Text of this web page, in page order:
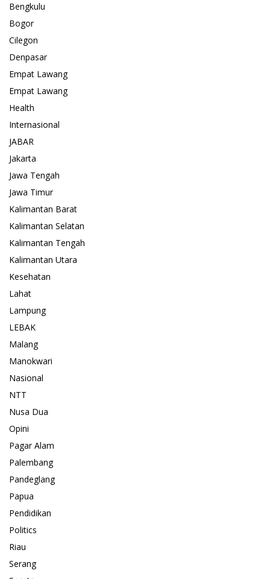
Bengkulu
Bogor
Cilegon
Denpasar
Empat Lawang
Empat Lawang
Health
Internasional
JABAR
Jakarta
Jawa Tengah
Jawa Timur
Kalimantan Barat
Kalimantan Selatan
Kalimantan Tengah
Kalimantan Utara
Kesehatan
Lahat
Lampung
LEBAK
Malang
Manokwari
Nasional
NTT
Nusa Dua
Opini
Pagar Alam
Palembang
Pandeglang
Papua
Pendidikan
Politics
Riau
Serang